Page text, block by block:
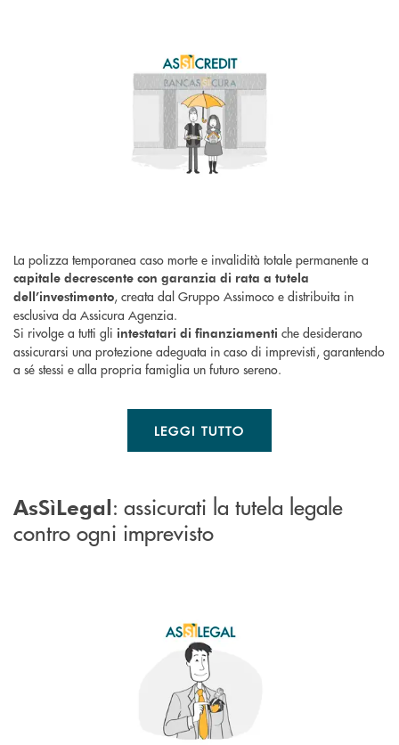
La polizza temporanea caso morte e invalidità totale permanente a
capitale decrescente con garanzia di rata a tutela
dell’investimento, creata dal Gruppo Assimoco e distribuita in
esclusiva da Assicura Agenzia.
Si rivolge a tutti gli intestatari di finanziamenti che desiderano
assicurarsi una protezione adeguata in caso di imprevisti, garantendo
a sé stessi e alla propria famiglia un futuro sereno.
LEGGI TUTTO
AsSìLegal: assicurati la tutela legale
contro ogni imprevisto